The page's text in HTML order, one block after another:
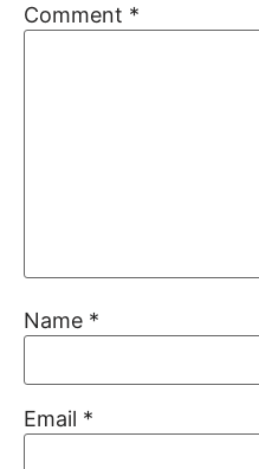
Comment *
Name *
Email *